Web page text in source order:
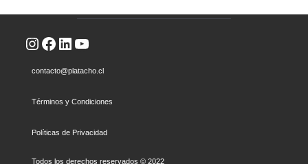
Instagram
Facebook
LinkedIn
YouTube
contacto@platacho.cl
Términos y Condiciones
Políticas de Privacidad
Todos los derechos reservados © 2022